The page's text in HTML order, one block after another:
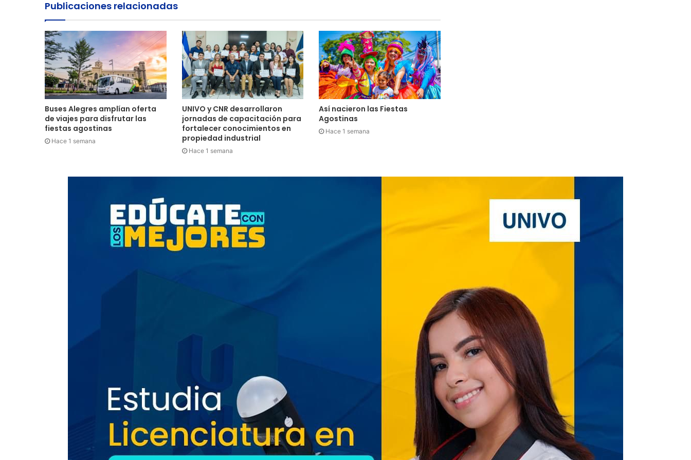
prácticas en su Laboratorio de
Comunicaciones
Licenciatura en Turismo de la
UNIVO forma profesionales con
una preparación práctica e
integral
La universidad que forma a los
profesionales del futuro
La tradicional Bajada del Divino
Perquín vivió su Festival de
Cinco planes diferentes para
Publicaciones relacionadas
Buses Alegres amplían oferta
de viajes para disfrutar las
fiestas agostinas
Hace 1 semana
UNIVO y CNR desarrollaron
jornadas de capacitación para
fortalecer conocimientos en
propiedad industrial
Hace 1 semana
Así nacieron las Fiestas
Agostinas
Hace 1 semana